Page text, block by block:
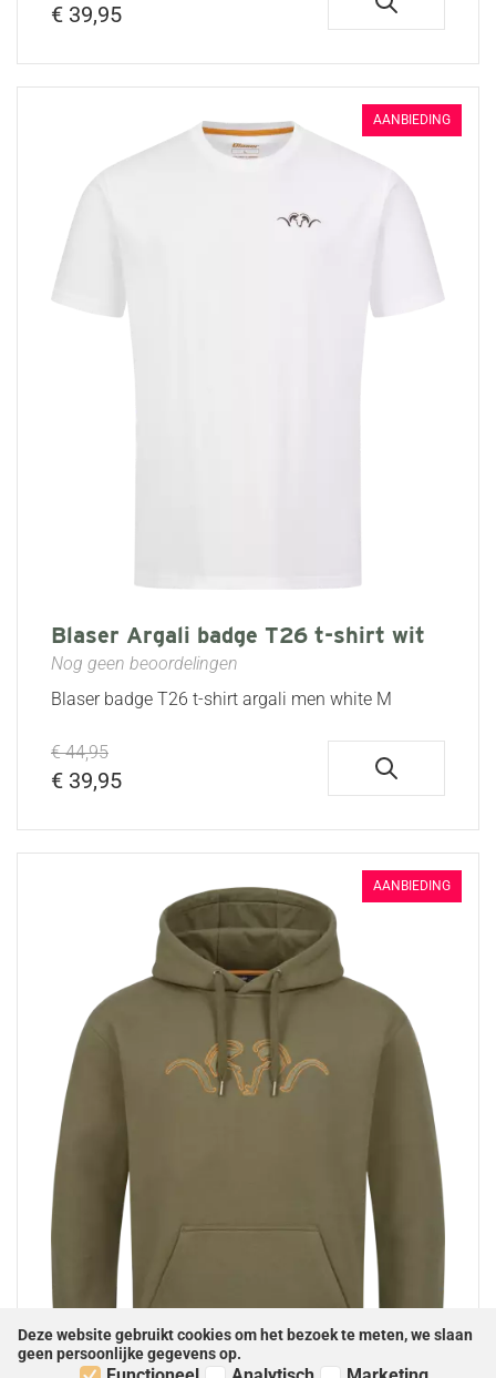
€ 39,95
AANBIEDING
Blaser Argali badge T26 t-shirt wit
Nog geen beoordelingen
Blaser badge T26 t-shirt argali men white M
€ 44,95
€ 39,95
AANBIEDING
Deze website gebruikt cookies om het bezoek te meten, we slaan
geen persoonlijke gegevens op.